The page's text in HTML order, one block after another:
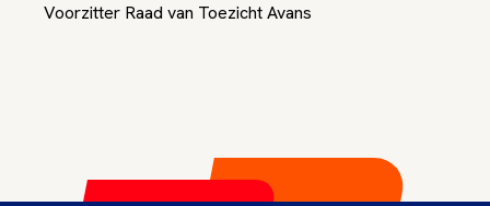
Voorzitter Raad van Toezicht Avans